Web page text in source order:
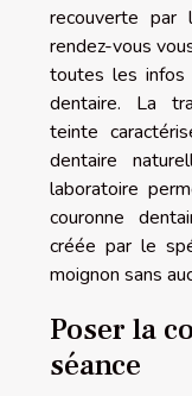
recouverte par
rendez-vous
toutes les infos
dentaire. La
teinte
dentaire
laboratoire
couronne
créée par le
moignon sans
Poser la
séance